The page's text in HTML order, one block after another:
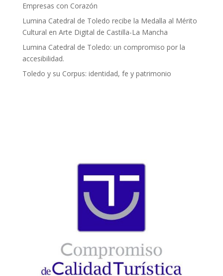
Empresas con Corazón
Lumina Catedral de Toledo recibe la Medalla al Mérito
Cultural en Arte Digital de Castilla-La Mancha
Lumina Catedral de Toledo: un compromiso por la
accesibilidad.
Toledo y su Corpus: identidad, fe y patrimonio